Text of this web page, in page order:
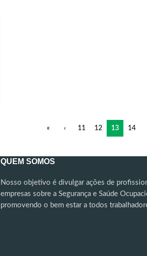
« ‹ 11 12 13 14
QUEM SOMOS
Nosso objetivo é divulgar ações de
empresas sobre a Segurança e Saúde
promovendo o bem estar a todos